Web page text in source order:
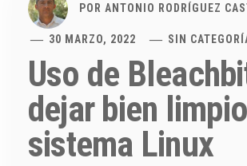
POR ANTONIO RODRÍGUEZ
30 MARZO, 2022 SIN
Uso de
dejar bien
sistema Linux